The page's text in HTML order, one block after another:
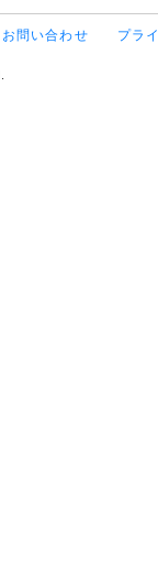
お問い合わせ プラ